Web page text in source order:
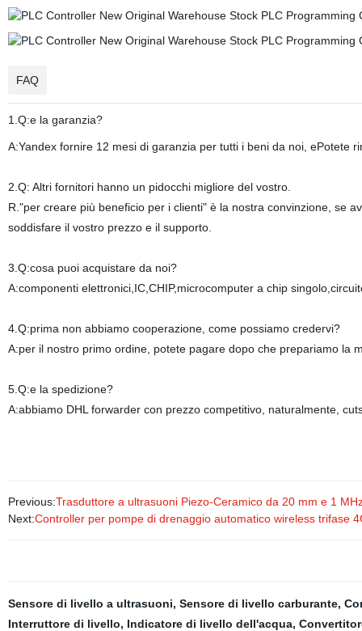
FAQ
1.Q:e la garanzia?
A:Yandex fornire 12 mesi di garanzia per tutti i beni da noi, ePotete
2.Q: Altri fornitori hanno un pidocchi migliore del vostro.
R."per creare più beneficio per i clienti" è la nostra convinzione, se
soddisfare il vostro prezzo e il supporto.
3.Q:cosa puoi acquistare da noi?
A:componenti elettronici,IC,CHIP,microcomputer a chip
4.Q:prima non abbiamo cooperazione, come possiamo credervi?
A:per il nostro primo ordine, potete pagare dopo che prepariamo la
5.Q:e la spedizione?
A:abbiamo DHL forwarder con prezzo competitivo, naturalmente,
Previous:Trasduttore a ultrasuoni Piezo-Ceramico da 20 mm e 1
Next:Controller per pompe di drenaggio automatico wireless trifase
Sensore di livello a ultrasuoni, Sensore di livello carburante,
Interruttore di livello, Indicatore di livello dell'acqua,